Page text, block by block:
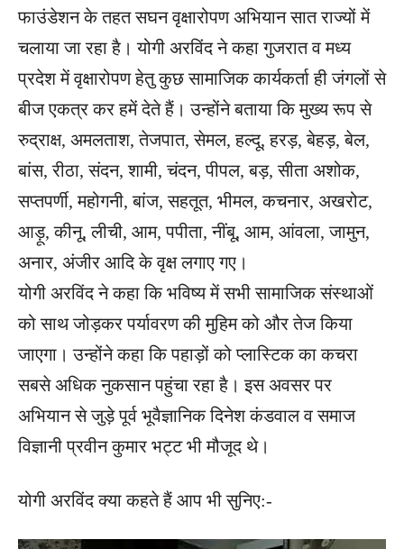
फाउंडेशन के तहत सघन वृक्षारोपण अभियान सात राज्यों में
चलाया जा रहा है। योगी अरविंद ने कहा गुजरात व मध्य
प्रदेश में वृक्षारोपण हेतु कुछ सामाजिक कार्यकर्ता ही जंगलों से
बीज एकत्र कर हमें देते हैं। उन्होंने बताया कि मुख्य रूप से
रुद्राक्ष, अमलताश, तेजपात, सेमल, हल्दू, हरड़, बेहड़, बेल,
बांस, रीठा, संदन, शामी, चंदन, पीपल, बड़, सीता अशोक,
सप्तपर्णी, महोगनी, बांज, सहतूत, भीमल, कचनार, अखरोट,
आड़ू, कीनू, लीची, आम, पपीता, नींबू, आम, आंवला, जामुन,
अनार, अंजीर आदि के वृक्ष लगाए गए।
योगी अरविंद ने कहा कि भविष्य में सभी सामाजिक संस्थाओं
को साथ जोड़कर पर्यावरण की मुहिम को और तेज किया
जाएगा। उन्होंने कहा कि पहाड़ों को प्लास्टिक का कचरा
सबसे अधिक नुकसान पहुंचा रहा है। इस अवसर पर
अभियान से जुड़े पूर्व भूवैज्ञानिक दिनेश कंडवाल व समाज
विज्ञानी प्रवीन कुमार भट्ट भी मौजूद थे।
योगी अरविंद क्या कहते हैं आप भी सुनिए:-